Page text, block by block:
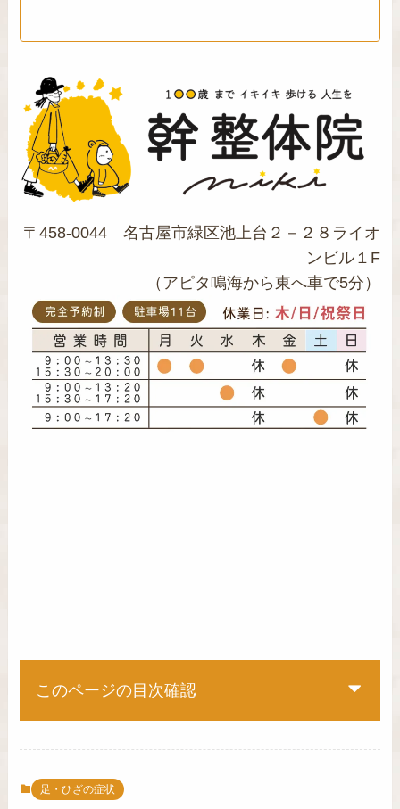
〒458-0044 名古屋市緑区池上台２－２８ライオ
ンビル１F
（アピタ鳴海から東へ車で5分）
このページの目次確認
足・ひざの症状